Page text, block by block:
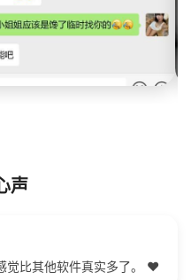
声
觉比其他软件真实多了。 ❤️